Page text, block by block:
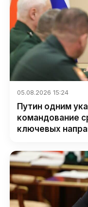
05.08.2026 15:24
Путин одним
командование
ключевых